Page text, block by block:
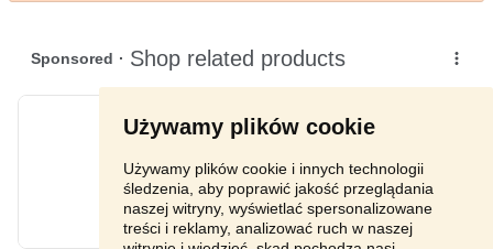
Używamy plików cookie
Używamy plików cookie i innych technologii
śledzenia, aby poprawić jakość przeglądania
naszej witryny, wyświetlać spersonalizowane
treści i reklamy, analizować ruch w naszej